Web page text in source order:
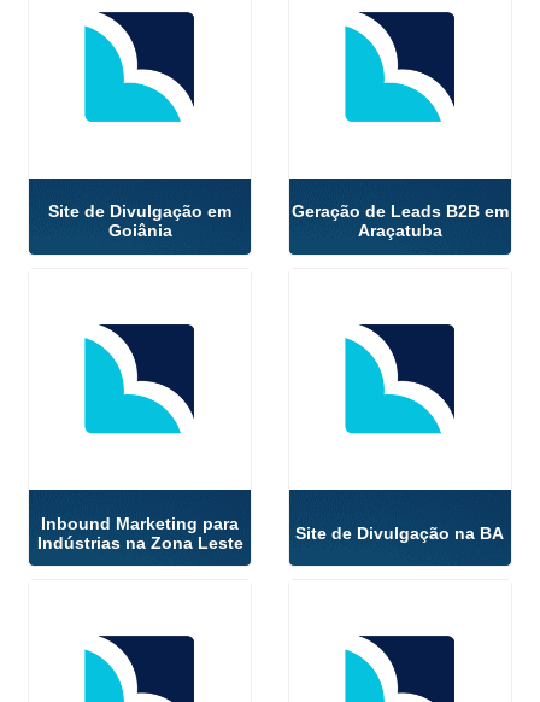
Site de Divulgação em
Goiânia
Geração de Leads B2B em
Araçatuba
Inbound Marketing para
Indústrias na Zona Leste
Site de Divulgação na BA